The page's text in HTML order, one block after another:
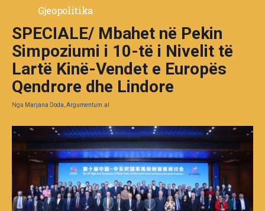
Gjeopolitika
SPECIALE/ Mbahet në Pekin
Simpoziumi i 10-të i Nivelit të
Lartë Kinë-Vendet e Europës
Qendrore dhe Lindore
Nga Marjana Doda, Argumentum.al